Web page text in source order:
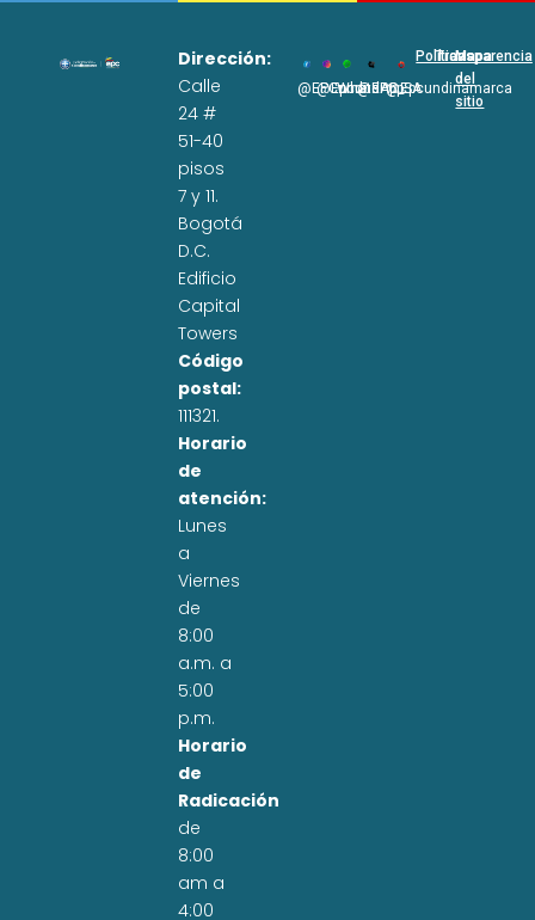
Dirección:
Calle
24 #
51-40
pisos
7 y 11.
Bogotá
D.C.
Edificio
Capital
Towers
Código
postal:
111321.
Horario
de
atención:
Lunes
a
Viernes
de
8:00
a.m. a
5:00
p.m.
Horario
de
Radicación
de
8:00
am a
4:00
@EPCundi
@Epcundi
WhatsApp
@EPC_SA
@Epcundinamarca
Políticas
Transparencia
Mapa
del
sitio